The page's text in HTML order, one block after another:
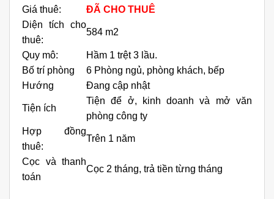
Giá thuê:
ĐÃ CHO THUÊ
Diện tích cho
thuê:
584 m2
Quy mô:
Hầm 1 trệt 3 lầu.
Bố trí phòng
6 Phòng ngủ, phòng khách, bếp
Hướng
Đang cập nhật
Tiện ích
Tiện để ở, kinh doanh và mở văn
phòng công ty
Hợp đồng
thuê:
Trên 1 năm
Cọc và thanh
toán
Cọc 2 tháng, trả tiền từng tháng